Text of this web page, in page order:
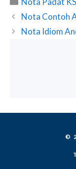
Nota Contoh
Nota Idiom
©